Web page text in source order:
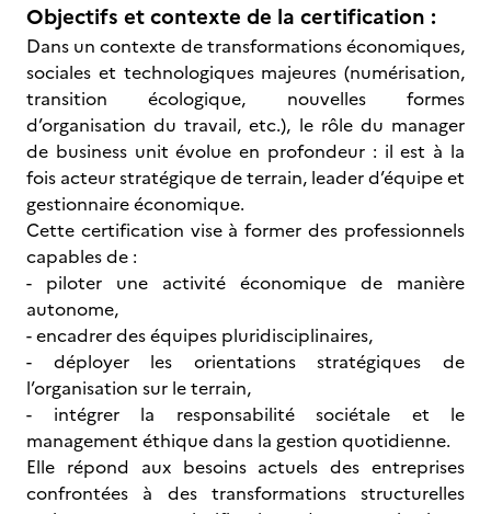
Objectifs et contexte de la certification :
Dans un contexte de transformations économiques,
sociales et technologiques majeures (numérisation,
transition écologique, nouvelles formes
d’organisation du travail, etc.), le rôle du manager
de business unit évolue en profondeur : il est à la
fois acteur stratégique de terrain, leader d’équipe et
gestionnaire économique.
Cette certification vise à former des professionnels
capables de :
- piloter une activité économique de manière
autonome,
- encadrer des équipes pluridisciplinaires,
- déployer les orientations stratégiques de
l’organisation sur le terrain,
- intégrer la responsabilité sociétale et le
management éthique dans la gestion quotidienne.
Elle répond aux besoins actuels des entreprises
confrontées à des transformations structurelles